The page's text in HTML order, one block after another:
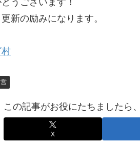
新の励みになります。
この記事がお役にたちましたら
X